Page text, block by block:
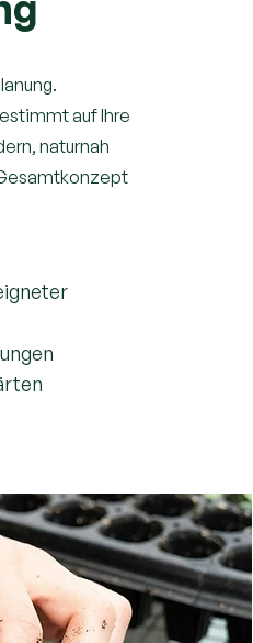
auf Ihre
naturnah